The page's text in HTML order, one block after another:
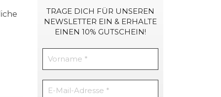
TRAGE DICH FÜR UNSEREN
NEWSLETTER EIN & ERHALTE
EINEN 10% GUTSCHEIN!